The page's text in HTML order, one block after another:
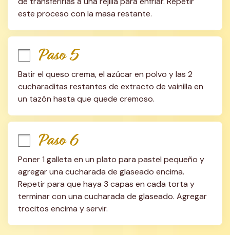
este proceso con la masa restante.
Paso 5
Batir el queso crema, el azúcar en polvo y las 2
cucharaditas restantes de extracto de vainilla en
un tazón hasta que quede cremoso.
Paso 6
Poner 1 galleta en un plato para pastel pequeño y
agregar una cucharada de glaseado encima.
Repetir para que haya 3 capas en cada torta y
terminar con una cucharada de glaseado. Agregar
trocitos encima y servir.